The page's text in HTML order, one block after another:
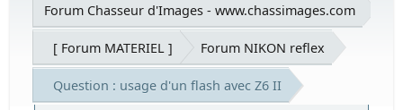
Forum Chasseur d'Images - www.chassimages.com
[ Forum MATERIEL ] Forum NIKON reflex
Question : usage d'un flash avec Z6 II